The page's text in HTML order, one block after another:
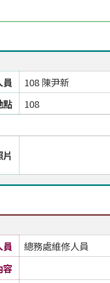
員
108 陳尹新
點
108
總務處維修人員
容